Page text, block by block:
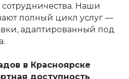
Наши
полный цикл услуг —
адаптированный под
в Красноярске
доступность